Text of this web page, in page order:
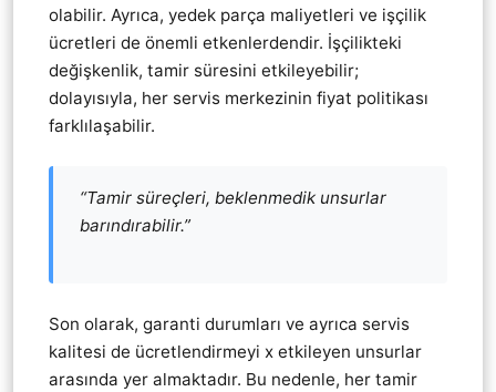
olabilir. Ayrıca, yedek parça maliyetleri ve işçilik
ücretleri de önemli etkenlerdendir. İşçilikteki
değişkenlik, tamir süresini etkileyebilir;
dolayısıyla, her servis merkezinin fiyat politikası
farklılaşabilir.
“Tamir süreçleri, beklenmedik unsurlar
barındırabilir.”
Son olarak, garanti durumları ve ayrıca servis
kalitesi de ücretlendirmeyi x etkileyen unsurlar
arasında yer almaktadır. Bu nedenle, her tamir